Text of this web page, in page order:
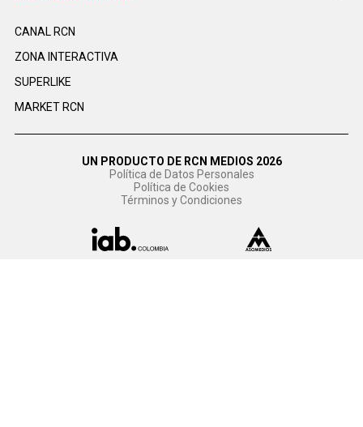
CANAL RCN
ZONA INTERACTIVA
SUPERLIKE
MARKET RCN
UN PRODUCTO DE RCN MEDIOS 2026
Política de Datos Personales
Política de Cookies
Términos y Condiciones